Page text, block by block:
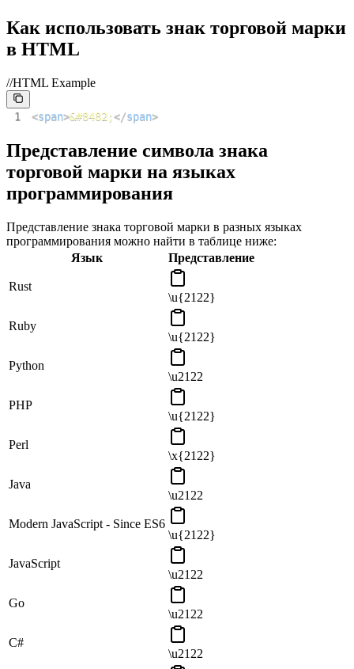
Как использовать знак торговой марки
в HTML
//HTML Example
1 <span>&#8482;</span>
Представление символа знака
торговой марки на языках
программирования
Представление знака торговой марки в разных языках
программирования можно найти в таблице ниже:
Язык
Представление
Rust
\u{2122}
Ruby
\u{2122}
Python
\u2122
PHP
\u{2122}
Perl
\x{2122}
Java
\u2122
Modern JavaScript - Since ES6
\u{2122}
JavaScript
\u2122
Go
\u2122
C#
\u2122